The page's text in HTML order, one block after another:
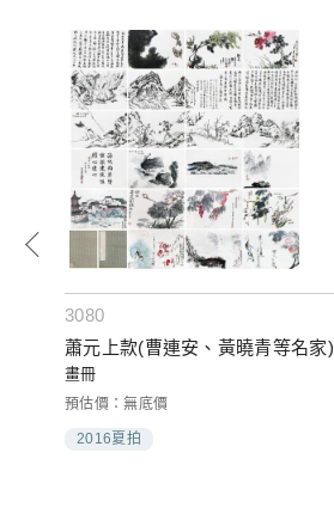
3080
蕭元上款(曹連安、黃曉青等名家)
畫冊
預估價：無底價
2016夏拍